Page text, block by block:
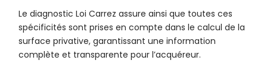
Le diagnostic Loi Carrez assure ainsi que toutes ces
spécificités sont prises en compte dans le calcul de la
surface privative, garantissant une information
complète et transparente pour l’acquéreur.